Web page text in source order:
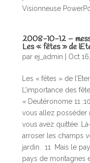
Visionneuse
2008-10-12 –
Les « fêtes » de
par ej_admin Oct
Les « fêtes » de
L’importance des
« Deutéronome 11
vous allez posséder
vous avez quittée.
arroser les champs
jardin. 11 Mais le
pays de montagnes